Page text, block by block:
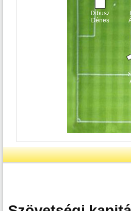
Dibusz
Dénes